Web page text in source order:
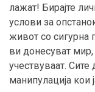
лажат! Бирајте
услови за
живот со сигурна
ви донесуват
учествуваат.
манипулација кои